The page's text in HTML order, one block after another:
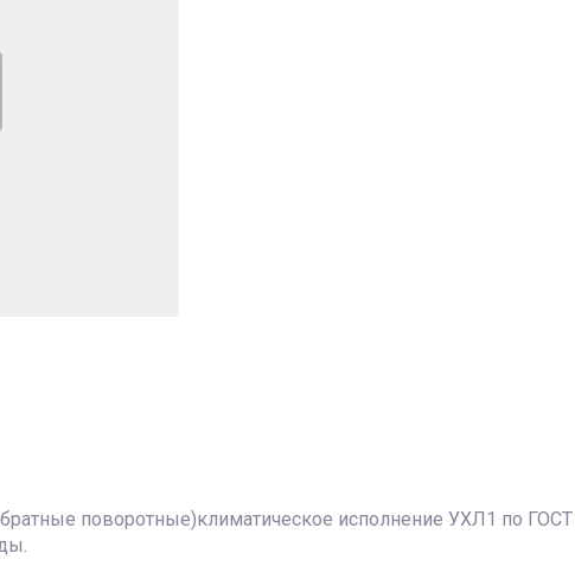
поворотные)климатическое исполнение УХЛ1 по